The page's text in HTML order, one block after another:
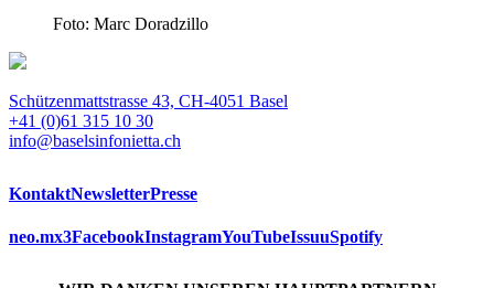
Foto: Marc Doradzillo
Schützenmattstrasse 43, CH-4051 Basel
+41 (0)61 315 10 30
info@baselsinfonietta.ch
KontaktNewsletterPresse
neo.mx3FacebookInstagramYouTubeIssuuSpotify